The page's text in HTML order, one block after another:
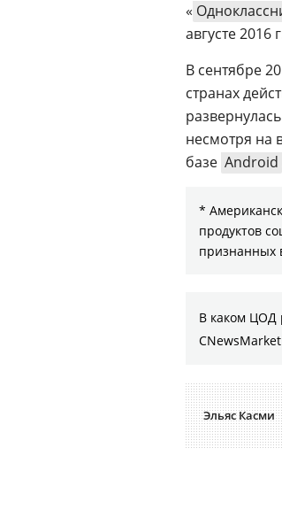
«
августе 2016
В сентябре
странах
несмотря на
базе Android
*
продуктов
признанных
В каком ЦОД
CNewsMarket
Эльяс Касми